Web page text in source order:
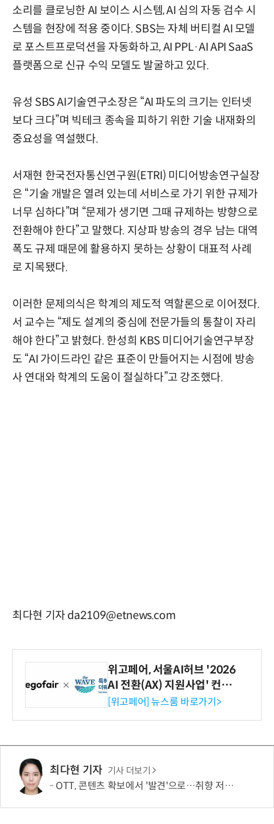
소리를 클로닝한 AI 보이스 시스템, AI 심의 자동 검수 시
스템을 현장에 적용 중이다. SBS는 자체 버티컬 AI 모델
로 포스트프로덕션을 자동화하고, AI PPL·AI API SaaS
플랫폼으로 신규 수익 모델도 발굴하고 있다.
유성 SBS AI기술연구소장은 “AI 파도의 크기는 인터넷
보다 크다”며 빅테크 종속을 피하기 위한 기술 내재화의
중요성을 역설했다.
서재현 한국전자통신연구원(ETRI) 미디어방송연구실장
은 “기술 개발은 열려 있는데 서비스로 가기 위한 규제가
너무 심하다”며 “문제가 생기면 그때 규제하는 방향으로
전환해야 한다”고 말했다. 지상파 방송의 경우 남는 대역
폭도 규제 때문에 활용하지 못하는 상황이 대표적 사례
로 지목됐다.
이러한 문제의식은 학계의 제도적 역할론으로 이어졌다.
서 교수는 “제도 설계의 중심에 전문가들의 통찰이 자리
해야 한다”고 밝혔다. 한성희 KBS 미디어기술연구부장
도 “AI 가이드라인 같은 표준이 만들어지는 시점에 방송
사 연대와 학계의 도움이 절실하다”고 강조했다.
최다현 기자 da2109@etnews.com
위고페어, 서울AI허브 '2026
AI 전환(AX) 지원사업' 컨소
시엄 선정
[위고페어] 뉴스룸 바로가기>
최다현 기자 기사 더보기
OTT, 콘텐츠 확보에서 '발견'으로…취향 저격이 이탈 막는다